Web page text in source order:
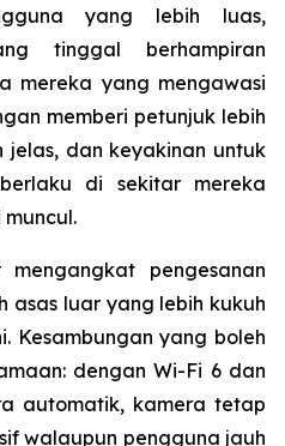
yang lebih luas,
tinggal berhampiran
mereka yang mengawasi
memberi petunjuk lebih
jelas, dan keyakinan untuk
di sekitar mereka
pengesanan
asas luar yang lebih kukuh
Kesambungan yang boleh
dengan Wi-Fi 6 dan
automatik, kamera tetap
walaupun pengguna jauh